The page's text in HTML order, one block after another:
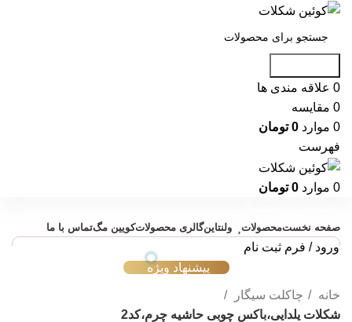
0 علاقه مندی ها
0 مقایسه
0 موارد 0 تومان
فهرست
0 موارد 0 تومان
صفحه نخستمحصولات ولنتاینگالری محصولاتکویین مگتماس با ما
ورود / فرم ثبت نام
پیشنهاد ویژه
خانه
چاکلت سیگار
شکلات یلدایی،باکس چوبی حاشیه چرم،کد2